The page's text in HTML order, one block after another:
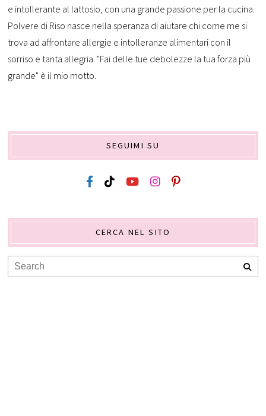
e intollerante al lattosio, con una grande passione per la cucina.
Polvere di Riso nasce nella speranza di aiutare chi come me si
trova ad affrontare allergie e intolleranze alimentari con il
sorriso e tanta allegria. "Fai delle tue debolezze la tua forza più
grande" è il mio motto.
SEGUIMI SU
CERCA NEL SITO